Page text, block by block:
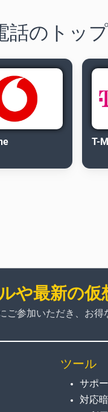
話のトッ
T-
や最新の
ご参加いただき、お得
ツール
サポ
対応